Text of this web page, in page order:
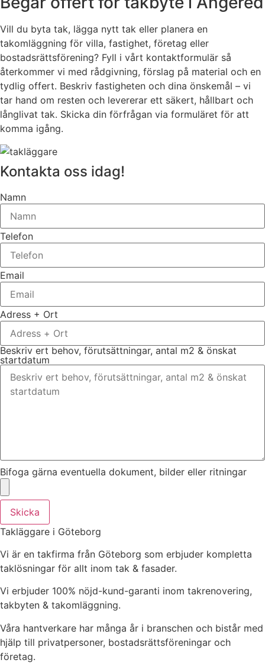
Vill du byta tak, lägga nytt tak eller planera en
takomläggning för villa, fastighet, företag eller
bostadsrättsförening? Fyll i vårt kontaktformulär så
återkommer vi med rådgivning, förslag på material och en
tydlig offert. Beskriv fastigheten och dina önskemål – vi
tar hand om resten och levererar ett säkert, hållbart och
långlivat tak. Skicka din förfrågan via formuläret för att
komma igång.
Kontakta oss idag!
Namn
Telefon
Email
Adress + Ort
Beskriv ert behov, förutsättningar, antal m2 & önskat
startdatum
Bifoga gärna eventuella dokument, bilder eller ritningar
Skicka
Takläggare i Göteborg
Vi är en takfirma från Göteborg som erbjuder kompletta
taklösningar för allt inom tak & fasader.
Vi erbjuder 100% nöjd-kund-garanti inom takrenovering,
takbyten & takomläggning.
Våra hantverkare har många år i branschen och bistår med
hjälp till privatpersoner, bostadsrättsföreningar och
företag.